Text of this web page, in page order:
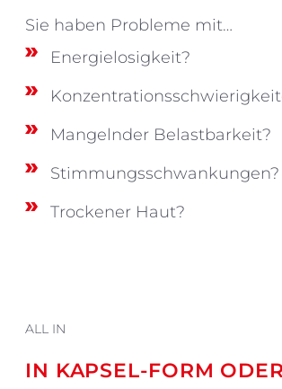
Sie haben Probleme mit…
Energielosigkeit?
Mangelnder Belastbarkeit?
Stimmungsschwankungen?
Trockener Haut?
ALL IN
IN KAPSEL-FORM